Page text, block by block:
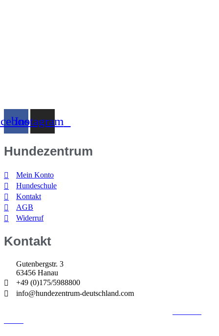
Instagram
Hundezentrum
Mein Konto
Hundeschule
Kontakt
AGB
Widerruf
Kontakt
Gutenbergstr. 3
63456 Hanau
+49 (0)175/5988800
info@hundezentrum-deutschland.com